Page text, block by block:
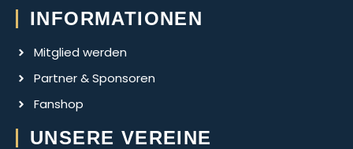
INFORMATIONEN
Mitglied werden
Partner & Sponsoren
Fanshop
UNSERE VEREINE